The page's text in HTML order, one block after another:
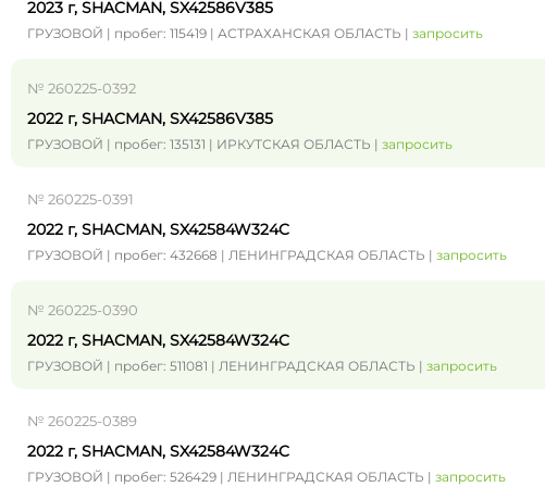
2023 г, SHACMAN, SX42586V385
ГРУЗОВОЙ | пробег: 115419 | АСТРАХАНСКАЯ ОБЛАСТЬ | запросить
№ 260225-0392
2022 г, SHACMAN, SX42586V385
ГРУЗОВОЙ | пробег: 135131 | ИРКУТСКАЯ ОБЛАСТЬ | запросить
№ 260225-0391
2022 г, SHACMAN, SX42584W324C
ГРУЗОВОЙ | пробег: 432668 | ЛЕНИНГРАДСКАЯ ОБЛАСТЬ | запросить
№ 260225-0390
2022 г, SHACMAN, SX42584W324C
ГРУЗОВОЙ | пробег: 511081 | ЛЕНИНГРАДСКАЯ ОБЛАСТЬ | запросить
№ 260225-0389
2022 г, SHACMAN, SX42584W324C
ГРУЗОВОЙ | пробег: 526429 | ЛЕНИНГРАДСКАЯ ОБЛАСТЬ | запросить